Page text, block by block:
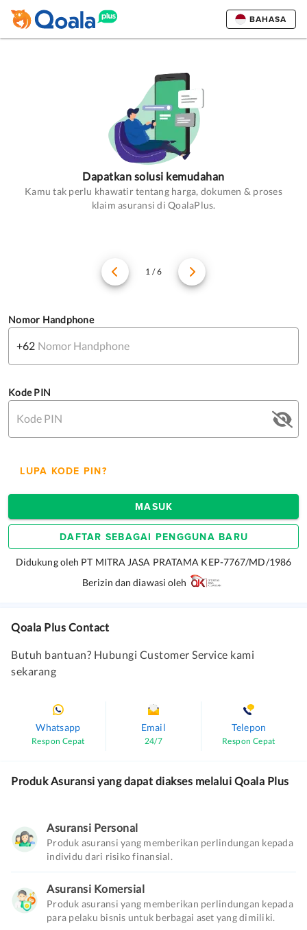
BAHASA
Dapatkan solusi kemudahan
Kamu tak perlu khawatir tentang harga, dokumen & proses
klaim asuransi di QoalaPlus.
1 / 6
Nomor Handphone
+62
Kode PIN
LUPA KODE PIN?
MASUK
DAFTAR SEBAGAI PENGGUNA BARU
Didukung oleh PT MITRA JASA PRATAMA KEP-7767/MD/1986
Berizin dan diawasi oleh
Qoala Plus Contact
Butuh bantuan? Hubungi Customer Service kami
sekarang
Whatsapp
Respon Cepat
Email
24/7
Telepon
Respon Cepat
Produk Asuransi yang dapat diakses melalui Qoala Plus
Asuransi Personal
Produk asuransi yang memberikan perlindungan kepada
individu dari risiko finansial.
Asuransi Komersial
Produk asuransi yang memberikan perlindungan kepada
para pelaku bisnis untuk berbagai aset yang dimiliki.